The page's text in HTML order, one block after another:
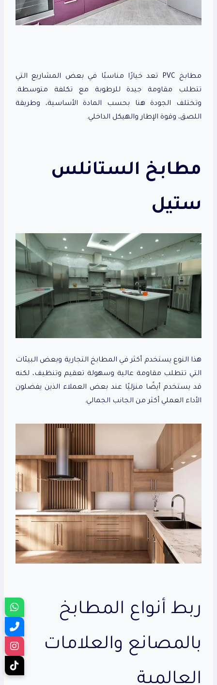
مطابخ PVC تعد خيارًا مناسبًا في بعض المشاريع التي
تتطلب مقاومة جيدة للرطوبة مع تكلفة متوسطة.
وتختلف الجودة هنا بحسب المادة الأساسية، وطريقة
اللصق، وقوة الإطار والهيكل الداخلي.
مطابخ الستانلس
ستيل
هذا النوع يستخدم أكثر في المطابخ التجارية وبعض البيئات
التي تتطلب مقاومة عالية وسهولة تعقيم وتنظيف، لكنه
قد يستخدم أيضًا منزليًا عند بعض العملاء الذين يفضلون
الأداء العملي أكثر من الجانب الجمالي.
ربط أنواع المطابخ
بالمصانع والعلامات
العالمية